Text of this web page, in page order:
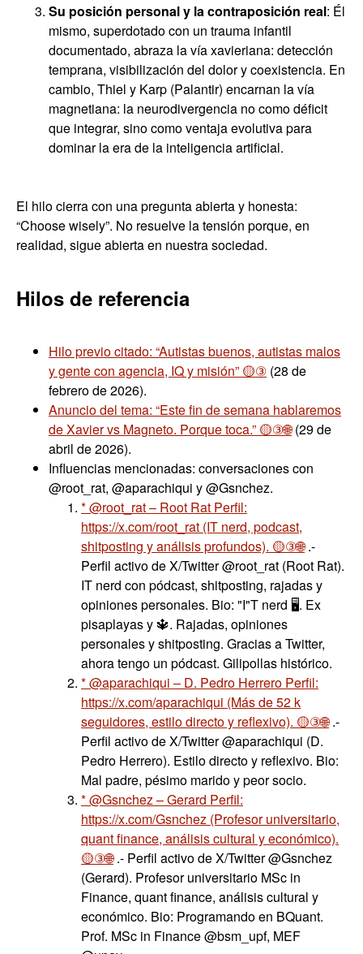
Su posición personal y la contraposición real: Él
mismo, superdotado con un trauma infantil
documentado, abraza la vía xavieriana: detección
temprana, visibilización del dolor y coexistencia. En
cambio, Thiel y Karp (Palantir) encarnan la vía
magnetiana: la neurodivergencia no como déficit
que integrar, sino como ventaja evolutiva para
dominar la era de la inteligencia artificial.
El hilo cierra con una pregunta abierta y honesta:
“Choose wisely”. No resuelve la tensión porque, en
realidad, sigue abierta en nuestra sociedad.
Hilos de referencia
Hilo previo citado: “Autistas buenos, autistas malos
y gente con agencia, IQ y misión” 🟡③ (28 de
febrero de 2026).
Anuncio del tema: “Este fin de semana hablaremos
de Xavier vs Magneto. Porque toca.” 🟡③🌐(29 de
abril de 2026).
Influencias mencionadas: conversaciones con
@root_rat, @aparachiqui y @Gsnchez.
* @root_rat – Root Rat Perfil:
https://x.com/root_rat (IT nerd, podcast,
shitposting y análisis profundos). 🟡③🌐.-
Perfil activo de X/Twitter @root_rat (Root Rat).
IT nerd con pódcast, shitposting, rajadas y
opiniones personales. Bio: "I"T nerd 🖥️. Ex
pisaplayas y 🔱. Rajadas, opiniones
personales y shitposting. Gracias a Twitter,
ahora tengo un pódcast. Gilipollas histórico.
* @aparachiqui – D. Pedro Herrero Perfil:
https://x.com/aparachiqui (Más de 52 k
seguidores, estilo directo y reflexivo). 🟡③🌐.-
Perfil activo de X/Twitter @aparachiqui (D.
Pedro Herrero). Estilo directo y reflexivo. Bio:
Mal padre, pésimo marido y peor socio.
* @Gsnchez – Gerard Perfil:
https://x.com/Gsnchez (Profesor universitario,
quant finance, análisis cultural y económico).
🟡③🌐.- Perfil activo de X/Twitter @Gsnchez
(Gerard). Profesor universitario MSc in
Finance, quant finance, análisis cultural y
económico. Bio: Programando en BQuant.
Prof. MSc in Finance @bsm_upf, MEF